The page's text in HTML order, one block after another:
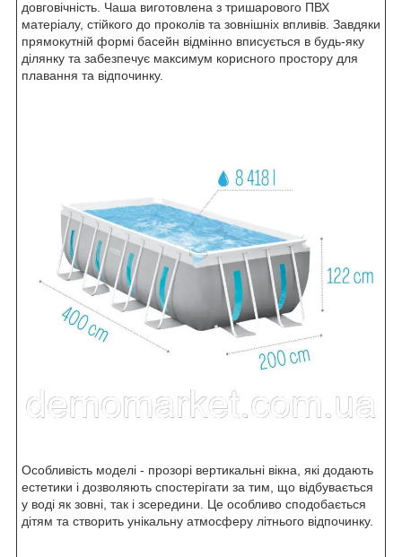
довговічність. Чаша виготовлена ​​з тришарового ПВХ
матеріалу, стійкого до проколів та зовнішніх впливів. Завдяки
прямокутній формі басейн відмінно вписується в будь-яку
ділянку та забезпечує максимум корисного простору для
плавання та відпочинку.
Особливість моделі - прозорі вертикальні вікна, які додають
естетики і дозволяють спостерігати за тим, що відбувається
у воді як зовні, так і зсередини. Це особливо сподобається
дітям та створить унікальну атмосферу літнього відпочинку.